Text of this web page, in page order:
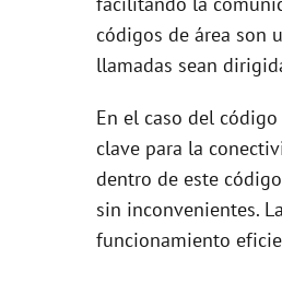
códigos de área son
llamadas sean
En el caso del
clave para la
dentro de este
sin inconvenientes.
funcionamiento